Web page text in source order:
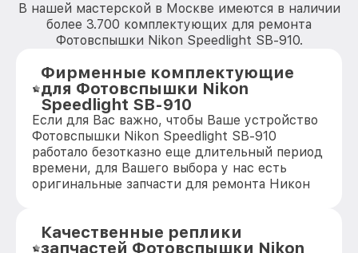
В нашей мастерской в Москве имеются в наличии
более 3.700 комплектующих для ремонта
Фотовспышки Nikon Speedlight SB-910.
Фирменные комплектующие
для Фотовспышки Nikon
Speedlight SB-910
Если для Вас важно, чтобы Ваше устройство
Фотовспышки Nikon Speedlight SB-910
работало безотказно еще длительный период
времени, для Вашего выбора у нас есть
оригинальные запчасти для ремонта Никон
Качественные реплики
запчастей Фотовспышки Nikon